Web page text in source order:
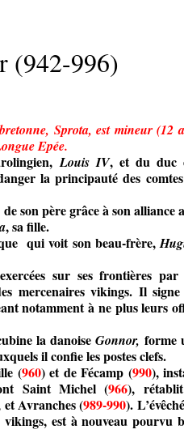
(942-996)
Sprota, est mineur (12
Epée.
Louis IV, et du duc
la principauté des
son père grâce à son alliance
, sa fille.
qui voit son beau-frère,
sur ses frontières par
mercenaires vikings. Il
notamment à ne plus leurs
la danoiseGonnor, forme
il confie les postes clefs.
(960) et de Fécamp (990),
Saint Michel (966),
et Avranches (989-990).
vikings, est à nouveau pourvu